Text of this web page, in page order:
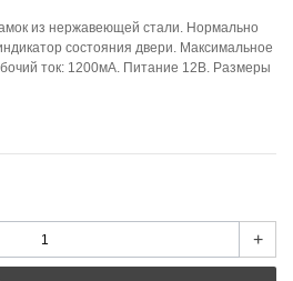
из нержавеющей стали. Нормально
состояния двери. Максимальное
ток: 1200мА. Питание 12В. Размеры
+